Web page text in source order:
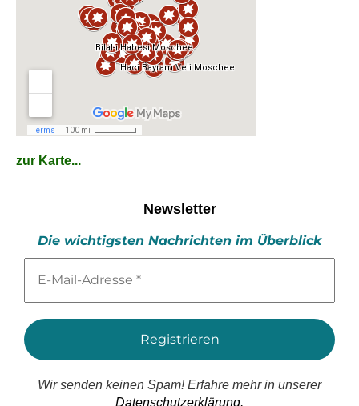
zur Karte...
Newsletter
Die wichtigsten Nachrichten im Überblick
Mail-
*
Wir senden keinen Spam! Erfahre mehr in unserer
Datenschutzerklärung.